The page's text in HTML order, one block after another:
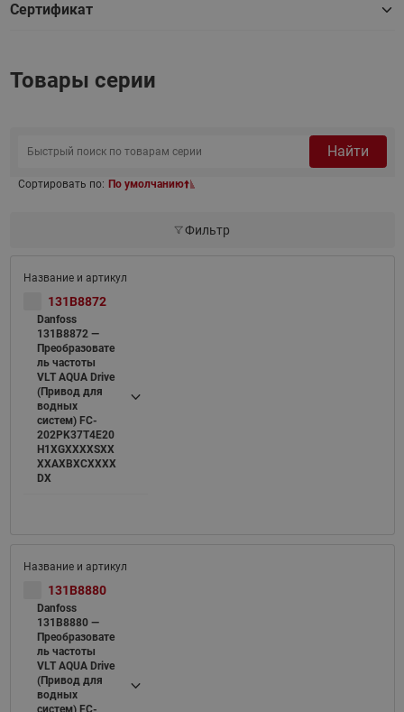
Сертификат
Товары серии
Найти
Сортировать по: По умолчанию
Фильтр
131B8872
Danfoss
131B8872 —
Преобразовате
ль частоты
VLT AQUA Drive
(Привод для
водных
систем) FC-
202PK37T4E20
H1XGXXXXSXX
XXAXBXCXXXX
DX
131B8880
Danfoss
131B8880 —
Преобразовате
ль частоты
VLT AQUA Drive
(Привод для
водных
систем) FC-